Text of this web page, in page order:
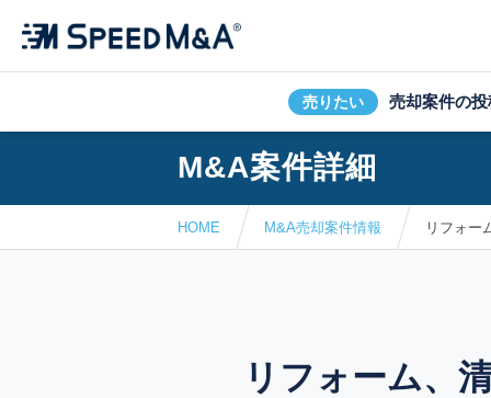
売りたい 売却案件の投
M&A案件詳細
HOME M&A売却案件情報 リフォー
リフォーム、